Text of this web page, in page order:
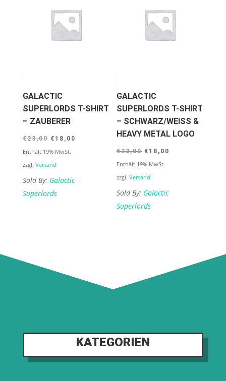
GALACTIC
SUPERLORDS T-SHIRT
– ZAUBERER
€23,00 Ursprünglicher
Preis
war:
€23,00
€ 18,00
Enthält 19% MwSt.
zzgl. Versand
Sold By: Galactic
Superlords
GALACTIC
SUPERLORDS T-SHIRT
– SCHWARZ/WEISS & H
EAVY METAL LOGO
€23,00 Ursprünglicher
Preis
war:
€23,00
€ 18,00
Enthält 19% MwSt.
zzgl.Versand
Sold By: Galactic
Superlords
KATEGORIEN